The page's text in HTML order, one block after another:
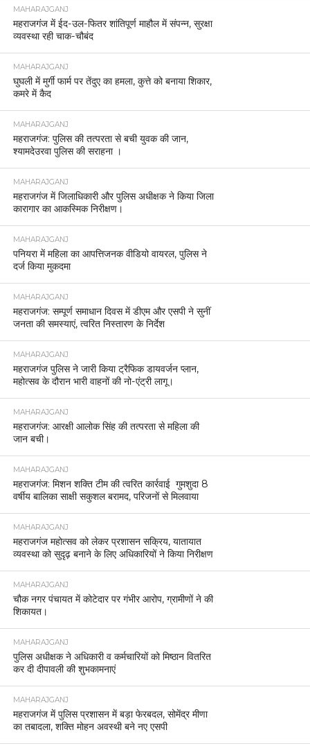
MAHARAJGANJ
महराजगंज में ईद-उल-फितर शांतिपूर्ण माहौल में संपन्न, सुरक्षा
व्यवस्था रही चाक-चौबंद
MAHARAJGANJ
घुघली में मुर्गी फार्म पर तेंदुए का हमला, कुत्ते को बनाया शिकार,
कमरे में कैद
MAHARAJGANJ
महराजगंज: पुलिस की तत्परता से बची युवक की जान,
श्यामदेउरवा पुलिस की सराहना ।
MAHARAJGANJ
महराजगंज में जिलाधिकारी और पुलिस अधीक्षक ने किया जिला
कारागार का आकस्मिक निरीक्षण।
MAHARAJGANJ
पनियरा में महिला का आपत्तिजनक वीडियो वायरल, पुलिस ने
दर्ज किया मुकदमा
MAHARAJGANJ
महराजगंज: सम्पूर्ण समाधान दिवस में डीएम और एसपी ने सुनीं
जनता की समस्याएं, त्वरित निस्तारण के निर्देश
MAHARAJGANJ
महराजगंज पुलिस ने जारी किया ट्रैफिक डायवर्जन प्लान,
महोत्सव के दौरान भारी वाहनों की नो-एंट्री लागू।
MAHARAJGANJ
महराजगंज: आरक्षी आलोक सिंह की तत्परता से महिला की
जान बची।
MAHARAJGANJ
महराजगंज: मिशन शक्ति टीम की त्वरित कार्रवाई गुमशुदा 8
वर्षीय बालिका साक्षी सकुशल बरामद, परिजनों से मिलवाया
MAHARAJGANJ
महराजगंज महोत्सव को लेकर प्रशासन सक्रिय, यातायात
व्यवस्था को सुदृढ़ बनाने के लिए अधिकारियों ने किया निरीक्षण
MAHARAJGANJ
चौक नगर पंचायत में कोटेदार पर गंभीर आरोप, ग्रामीणों ने की
शिकायत।
MAHARAJGANJ
पुलिस अधीक्षक ने अधिकारी व कर्मचारियों को मिष्ठान वितरित
कर दी दीपावली की शुभकामनाएं
MAHARAJGANJ
महराजगंज में पुलिस प्रशासन में बड़ा फेरबदल, सोमेंद्र मीणा
का तबादला, शक्ति मोहन अवस्थी बने नए एसपी